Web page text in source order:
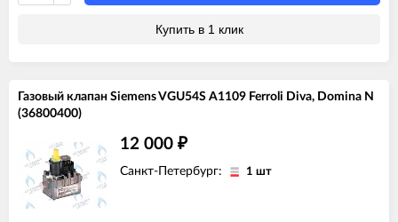
FERROLI DIVAtop F37
FERROLI DIVAtop Low Nox C24
FERROLI DIVAtop Low Nox C32
FERROLI DIVAtop micro C32
FERROLI DIVAtop micro F32
FERROLI DIVAtop micro F37
FERROLI DIVAtop micro LN C24
Купить в 1 клик
Газовый клапан Siemens VGU54S A1109 Ferroli Diva, Domina N
(36800400)
12 000 ₽
Санкт-Петербург: 1 шт